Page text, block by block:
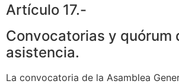
Artículo 17.-
Convocatorias y quórum
asistencia.
La convocatoria de la Asamblea